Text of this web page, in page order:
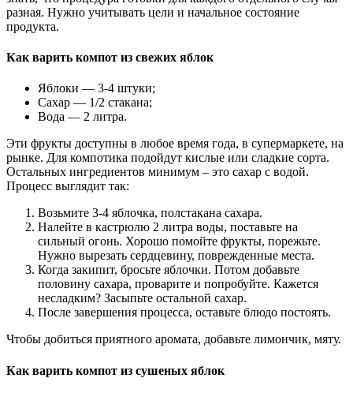
разная. Нужно учитывать цели и начальное состояние
продукта.
Как варить компот из свежих яблок
Яблоки — 3-4 штуки;
Сахар — 1/2 стакана;
Вода — 2 литра.
Эти фрукты доступны в любое время года, в супермаркете, на
рынке. Для компотика подойдут кислые или сладкие сорта.
Остальных ингредиентов минимум – это сахар с водой.
Процесс выглядит так:
Возьмите 3-4 яблочка, полстакана сахара.
Налейте в кастрюлю 2 литра воды, поставьте на
сильный огонь. Хорошо помойте фрукты, порежьте.
Нужно вырезать сердцевину, поврежденные места.
Когда закипит, бросьте яблочки. Потом добавьте
половину сахара, проварите и попробуйте. Кажется
несладким? Засыпьте остальной сахар.
После завершения процесса, оставьте блюдо постоять.
Чтобы добиться приятного аромата, добавьте лимончик, мяту.
Как варить компот из сушеных яблок